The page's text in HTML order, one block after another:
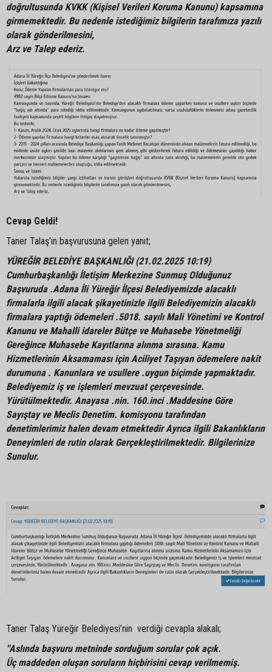
doğrultusunda KVKK (Kişisel Verileri Koruma Kanunu) kapsamına
girmemektedir. Bu nedenle istediğimiz bilgilerin tarafımıza yazılı
olarak gönderilmesini,
Arz ve Talep ederiz.
Cevap Geldi!
Taner Talaş'ın başvurusuna gelen yanıt;
YÜREĞİR BELEDİYE BAŞKANLIĞI (21.02.2025 10:19)
Cumhurbaşkanlığı İletişim Merkezine Sunmuş Olduğunuz
Başvuruda .Adana İli Yüreğir İlçesi Belediyemizde alacaklı
firmalarla ilgili alacak şikayetinizle ilgili Belediyemizin alacaklı
firmalara yaptığı ödemeleri .5018. sayılı Mali Yönetimi ve Kontrol
Kanunu ve Mahalli idareler Bütçe ve Muhasebe Yönetmeliği
Gereğince Muhasebe Kayıtlarına alınma sırasına. Kamu
Hizmetlerinin Aksamaması için Aciliyet Taşıyan ödemelere nakit
durumuna . Kanunlara ve usullere .uygun biçimde yapmaktadır.
Belediyemiz iş ve işlemleri mevzuat çerçevesinde.
Yürütülmektedir. Anayasa .nin. 160.inci .Maddesine Göre
Sayıştay ve Meclis Denetim. komisyonu tarafından
denetimlerimiz halen devam etmektedir Ayrıca ilgili Bakanlıkların
Deneyimleri de rutin olarak Gerçekleştirilmektedir. Bilgilerinize
Sunulur.
Taner Talaş Yüreğir Belediyesi’nin verdiği cevapla alakalı;
''Aslında başvuru metninde sorduğum sorular çok açık.
Üç maddeden oluşan soruların hiçbirisini cevap verilmemiş.